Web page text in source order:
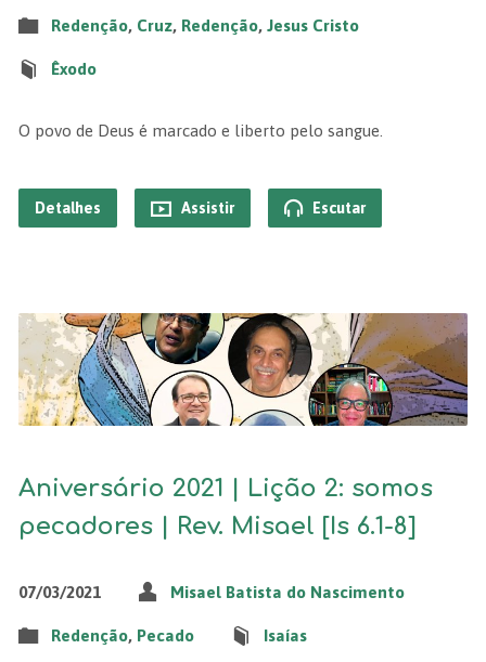
Redenção, Cruz, Redenção, Jesus Cristo
Êxodo
O povo de Deus é marcado e liberto pelo sangue.
Detalhes Assistir Escutar
Aniversário 2021 | Lição 2: somos
pecadores | Rev. Misael [Is 6.1-8]
07/03/2021 Misael Batista do Nascimento
Redenção, Pecado Isaías